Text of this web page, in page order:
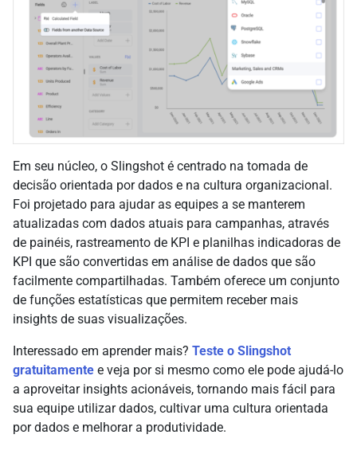
Em seu núcleo, o Slingshot é centrado na tomada de
decisão orientada por dados e na cultura organizacional.
Foi projetado para ajudar as equipes a se manterem
atualizadas com dados atuais para campanhas, através
de painéis, rastreamento de KPI e planilhas indicadoras de
KPI que são convertidas em análise de dados que são
facilmente compartilhadas. Também oferece um conjunto
de funções estatísticas que permitem receber mais
insights de suas visualizações.
Interessado em aprender mais? Teste o Slingshot
gratuitamente e veja por si mesmo como ele pode ajudá-lo
a aproveitar insights acionáveis, tornando mais fácil para
sua equipe utilizar dados, cultivar uma cultura orientada
por dados e melhorar a produtividade.